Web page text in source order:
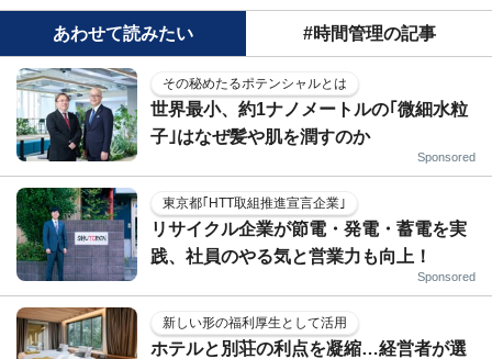
あわせて読みたい #時間管理の記事
その秘めたるポテンシャルとは
世界最小、約1ナノメートルの｢微細水粒
子｣はなぜ髪や肌を潤すのか
Sponsored
東京都｢HTT取組推進宣言企業｣
リサイクル企業が節電・発電・蓄電を実
践、社員のやる気と営業力も向上！
Sponsored
新しい形の福利厚生として活用
ホテルと別荘の利点を凝縮…経営者が選